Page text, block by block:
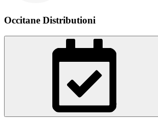
Occitane Distributioni